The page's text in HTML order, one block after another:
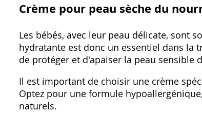
Crème pour peau sèche du
Les bébés, avec leur peau délicate, sont
hydratante est donc un essentiel dans la
de protéger et d'apaiser la peau sensible
Il est important de choisir une crème
Optez pour une formule
naturels.